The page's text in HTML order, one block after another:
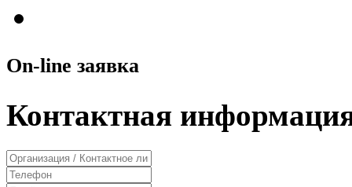
On-line заявка
Контактная